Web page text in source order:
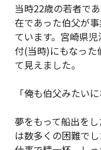
当時22歳の若者で
在であった伯父が
ています。宮崎県
付(当時)にもなった
て見えました。
「俺も伯父みたいに
夢をもって船出を
は数多くの困難で